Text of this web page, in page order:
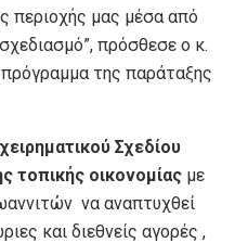
περιοχής μας μέσα από
πρόσθεσε ο κ.
της παράταξης
Σχεδίου
τοπικής οικονομίας με
να αναπτυχθεί
και διεθνείς αγορές ,